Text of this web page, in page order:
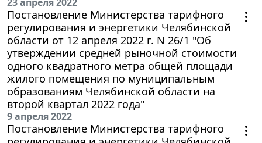
Постановление Министерства тарифного
регулирования и энергетики Челябинской
области от 12 апреля 2022 г. N 26/1 "Об
утверждении средней рыночной стоимости
одного квадратного метра общей площади
жилого помещения по муниципальным
образованиям Челябинской области на
второй квартал 2022 года"
9 апреля 2022
Постановление Министерства тарифного